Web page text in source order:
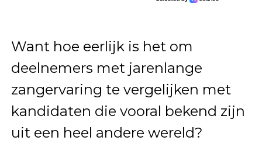
Want hoe eerlijk is het om
deelnemers met jarenlange
zangervaring te vergelijken met
kandidaten die vooral bekend zijn
uit een heel andere wereld?